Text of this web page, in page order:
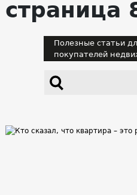
страница
Полезные статьи
покупателей